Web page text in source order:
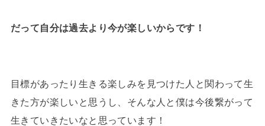
だって自分は過去より今が楽しいからです！
目標があったり生きる楽しみを見つけた人と関わって生
きた方が楽しいと思うし、そんな人と僕は今後繋がって
生きていきたいなと思っています！